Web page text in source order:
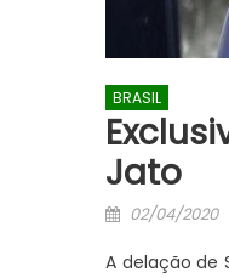
BRASIL
Jato
Posted
02/04/2020
A delação de